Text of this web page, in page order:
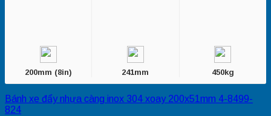
200mm (8in) 241mm 450kg
Bánh xe đẩy nhựa càng inox 304 xoay 200x51mm 4-8499-
824